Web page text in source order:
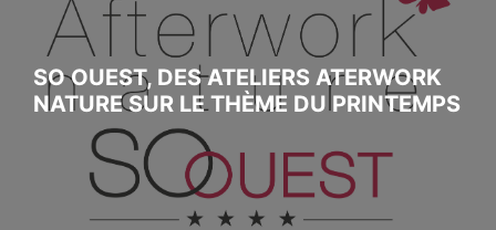
SO OUEST, DES ATELIERS ATERWORK
NATURE SUR LE THÈME DU PRINTEMPS